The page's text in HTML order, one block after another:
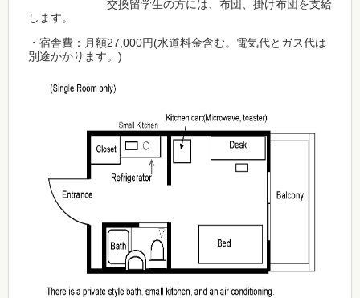
交換留学生の方には、布団、掛け布団を支給
します。
・宿舎費：月額27,000円(水道料金含む。電気代とガス代は
別途かかります。)